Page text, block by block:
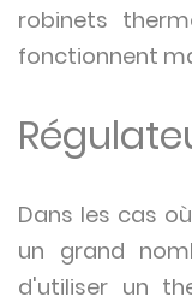
robinets
fonctionnent
Dans les cas
un grand
d'utiliser un